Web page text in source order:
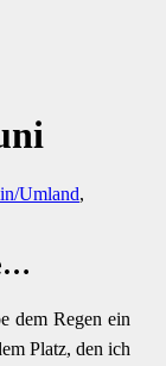
Umland,
dem Regen ein
Platz, den ich